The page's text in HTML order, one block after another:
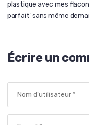
plastique avec mes
parfait' sans même
Écrire un